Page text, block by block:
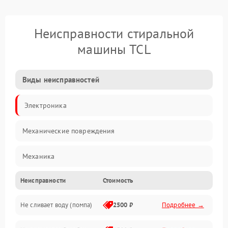
Неисправности стиральной
машины TCL
Виды неисправностей
Электроника
Механические повреждения
Механика
Электропитание
Водоснабжение
Неисправности Стоимость
Не сливает воду (помпа) 2500 ₽ Подробнее →